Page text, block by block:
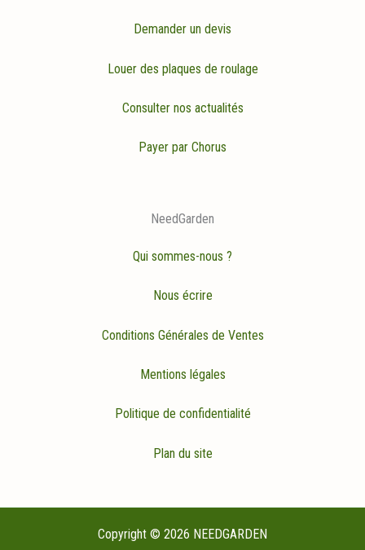
Demander un devis
Louer des plaques de roulage
Consulter nos actualités
Payer par Chorus
NeedGarden
Qui sommes-nous ?
Nous écrire
Conditions Générales de Ventes
Mentions légales
Politique de confidentialité
Plan du site
Copyright © 2026 NEEDGARDEN